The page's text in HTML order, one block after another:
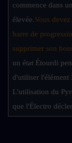
commence dans
élevée.Vous
barre de
supprimer son
un état Étourdi
d'utiliser l'élément
L'utilisation du
que l'Électro